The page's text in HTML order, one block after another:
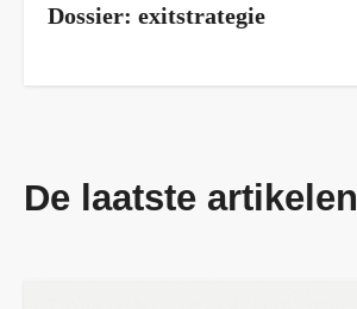
Dossier: exitstrategie
De laatste artikelen